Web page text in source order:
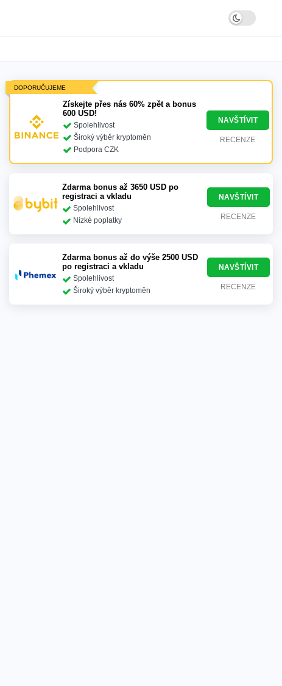
DOPORUČUJEME
Získejte přes nás 60% zpět a bonus
600 USD!
Spolehlivost
Široký výběr kryptoměn
Podpora CZK
NAVŠTÍVIT
RECENZE
Zdarma bonus až 3650 USD po
registraci a vkladu
Spolehlivost
Nízké poplatky
NAVŠTÍVIT
RECENZE
Zdarma bonus až do výše 2500 USD
po registraci a vkladu
Spolehlivost
Široký výběr kryptoměn
NAVŠTÍVIT
RECENZE